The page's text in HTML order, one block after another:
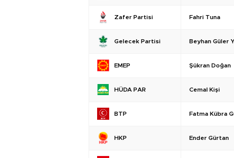
Zafer Partisi Fahri Tuna
Gelecek Partisi Beyhan Güler
EMEP Şükran Doğan
HÜDA PAR Cemal Kişi
BTP Fatma Kübra
HKP Ender Gürtan